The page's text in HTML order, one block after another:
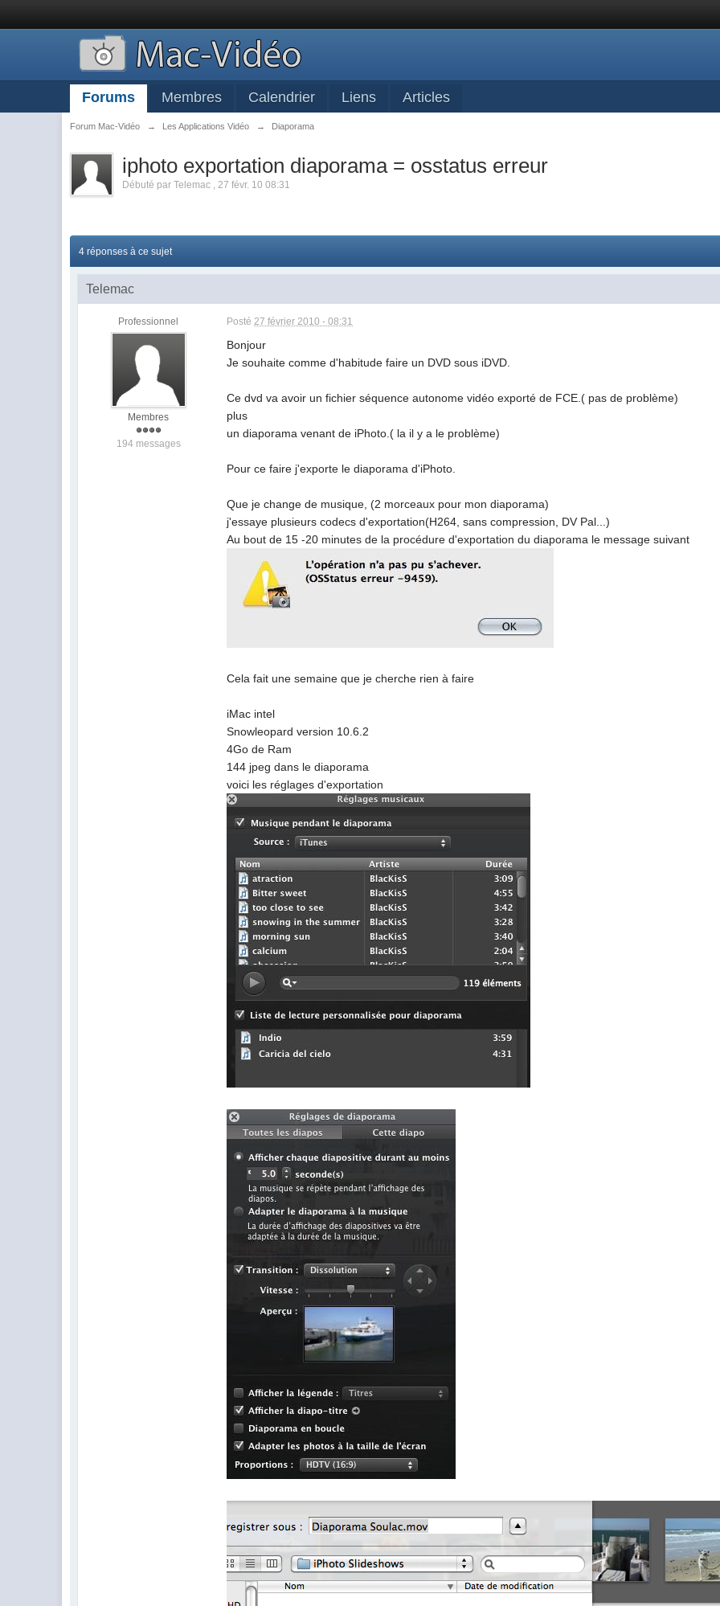
Forums Membres Calendrier Liens Articles
Forum Mac-Vidéo → Les Applications Vidéo → Diaporama
iphoto exportation diaporama = osstatus erreur
Débuté parTelemac ,27 févr. 10 08:31
4 réponses à ce sujet
Telemac
Professionnel
Membres
194 messages
Posté27 février 2010 - 08:31
Bonjour
Je souhaite comme d'habitude faire un DVD sous iDVD.
Ce dvd va avoir un fichier séquence autonome vidéo exporté de FCE.( pas de problème)
plus
un diaporama venant de iPhoto.( la il y a le problème)
Pour ce faire j'exporte le diaporama d'iPhoto.
Que je change de musique, (2 morceaux pour mon diaporama)
j'essaye plusieurs codecs d'exportation(H264, sans compression, DV Pal...)
Au bout de 15 -20 minutes de la procédure d'exportation du diaporama le message suivant
Cela fait une semaine que je cherche rien à faire
iMac intel
Snowleopard version 10.6.2
4Go de Ram
144 jpeg dans le diaporama
voici les réglages d'exportation